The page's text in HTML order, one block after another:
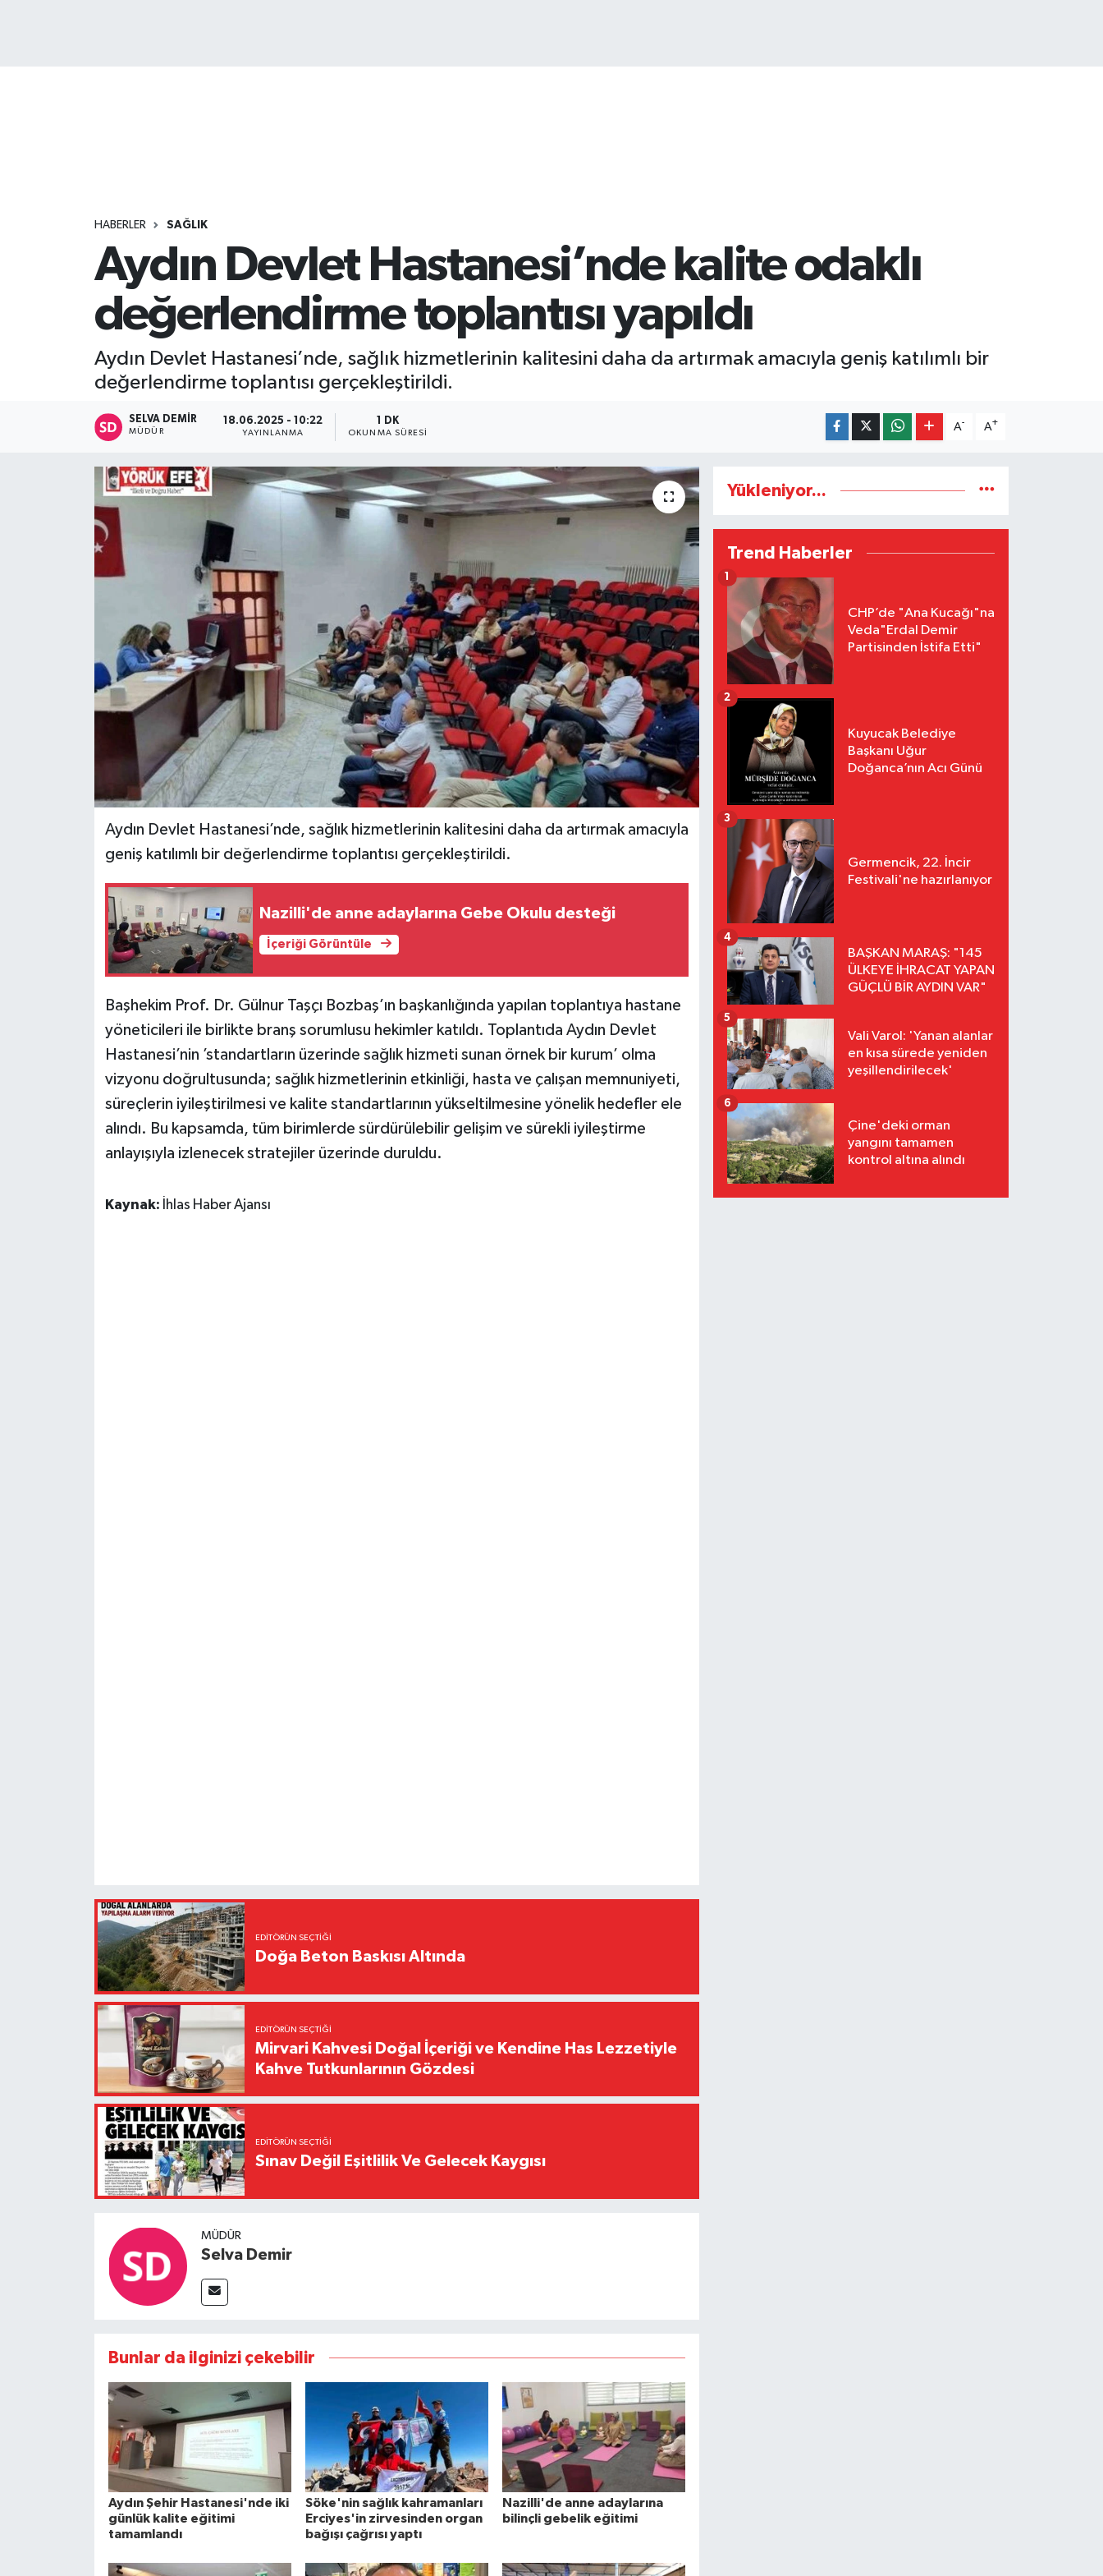
HABERLER SAĞLIK
Aydın Devlet Hastanesi’nde kalite odaklı
değerlendirme toplantısı yapıldı
Aydın Devlet Hastanesi’nde, sağlık hizmetlerinin kalitesini daha da artırmak amacıyla geniş katılımlı bir
değerlendirme toplantısı gerçekleştirildi.
SELVA DEMIR
MÜDÜR
18.06.2025 - 10:22
YAYINLANMA
1 DK
OKUNMA SÜRESI
A- A+
Aydın Devlet Hastanesi’nde, sağlık hizmetlerinin kalitesini daha da artırmak amacıyla
geniş katılımlı bir değerlendirme toplantısı gerçekleştirildi.
Nazilli'de anne adaylarına Gebe Okulu desteği
İçeriği Görüntüle
Başhekim Prof. Dr. Gülnur Taşçı Bozbaş’ın başkanlığında yapılan toplantıya hastane
yöneticileri ile birlikte branş sorumlusu hekimler katıldı. Toplantıda Aydın Devlet
Hastanesi’nin ’standartların üzerinde sağlık hizmeti sunan örnek bir kurum’ olma
vizyonu doğrultusunda; sağlık hizmetlerinin etkinliği, hasta ve çalışan memnuniyeti,
süreçlerin iyileştirilmesi ve kalite standartlarının yükseltilmesine yönelik hedefler ele
alındı. Bu kapsamda, tüm birimlerde sürdürülebilir gelişim ve sürekli iyileştirme
anlayışıyla izlenecek stratejiler üzerinde duruldu.
Kaynak: İhlas Haber Ajansı
EDITÖRÜN SEÇTIĞI
Doğa Beton Baskısı Altında
EDITÖRÜN SEÇTIĞI
Mirvari Kahvesi Doğal İçeriği ve Kendine Has Lezzetiyle
Kahve Tutkunlarının Gözdesi
EDITÖRÜN SEÇTIĞI
Sınav Değil Eşitlilik Ve Gelecek Kaygısı
MÜDÜR
Selva Demir
Bunlar da ilginizi çekebilir
Aydın Şehir Hastanesi'nde iki
günlük kalite eğitimi
tamamlandı
Söke'nin sağlık kahramanları
Erciyes'in zirvesinden organ
bağışı çağrısı yaptı
Nazilli'de anne adaylarına
bilinçli gebelik eğitimi
Yükleniyor...
Trend Haberler
CHP’de "Ana Kucağı"na
Veda"Erdal Demir
Partisinden İstifa Etti"
1
Kuyucak Belediye
Başkanı Uğur
Doğanca’nın Acı Günü
2
Germencik, 22. İncir
Festivali'ne hazırlanıyor
3
BAŞKAN MARAŞ: "145
ÜLKEYE İHRACAT YAPAN
GÜÇLÜ BİR AYDIN VAR"
4
Vali Varol: 'Yanan alanlar
en kısa sürede yeniden
yeşillendirilecek'
5
Çine'deki orman
yangını tamamen
kontrol altına alındı
6